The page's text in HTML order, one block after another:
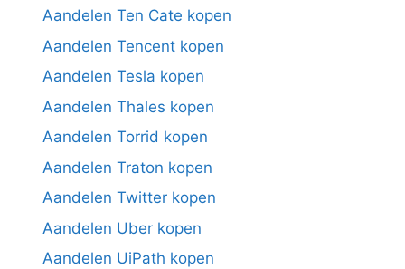
Aandelen Ten Cate kopen
Aandelen Tencent kopen
Aandelen Tesla kopen
Aandelen Thales kopen
Aandelen Torrid kopen
Aandelen Traton kopen
Aandelen Twitter kopen
Aandelen Uber kopen
Aandelen UiPath kopen